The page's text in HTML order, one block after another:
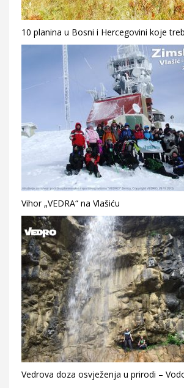
10 planina u Bosni i Hercegovini koje
Vihor „VEDRA“ na Vlašiću
Vedrova doza osvježenja u prirodi –